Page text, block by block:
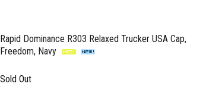
Rapid Dominance R303 Relaxed Trucker USA Cap,
Freedom, Navy
Sold Out